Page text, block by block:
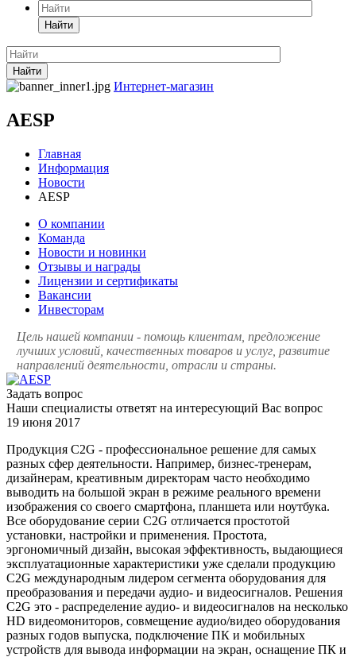
Найти
Найти
Интернет-магазин
AESP
Главная
Информация
Новости
AESP
О компании
Команда
Новости и новинки
Отзывы и награды
Лицензии и сертификаты
Вакансии
Инвесторам
Цель нашей компании - помощь клиентам, предложение
лучших условий, качественных товаров и услуг, развитие
направлений деятельности, отрасли и страны.
Задать вопрос
Наши специалисты ответят на интересующий Вас вопрос
19 июня 2017
Продукция C2G - профессиональное решение для самых
разных сфер деятельности. Например, бизнес-тренерам,
дизайнерам, креативным директорам часто необходимо
выводить на большой экран в режиме реального времени
изображения со своего смартфона, планшета или ноутбука.
Все оборудование серии С2G отличается простотой
установки, настройки и применения. Простота,
эргономичный дизайн, высокая эффективность, выдающиеся
эксплуатационные характеристики уже сделали продукцию
С2G международным лидером сегмента оборудования для
преобразования и передачи аудио- и видеосигналов. Решения
C2G это - распределение аудио- и видеосигналов на несколько
HD видеомониторов, совмещение аудио/видео оборудования
разных годов выпуска, подключение ПК и мобильных
устройств для вывода информации на экран, оснащение ПК и